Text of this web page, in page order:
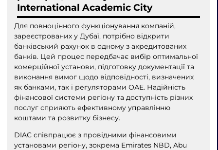
International Academic City
Для повноцінного функціонування компаній,
зареєстрованих у Дубаї, потрібно відкрити
банківський рахунок в одному з акредитованих
банків. Цей процес передбачає вибір оптимальної
комерційної установи, підготовку документації та
виконання вимог щодо відповідності, визначених
як банками, так і регуляторами ОАЕ. Надійність
фінансової системи регіону та доступність різних
послуг сприяють ефективному управлінню
коштами та розвитку бізнесу.
DIAC співпрацює з провідними фінансовими
установами регіону, зокрема Emirates NBD, Abu